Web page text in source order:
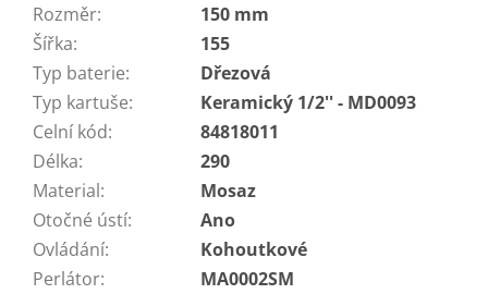
Rozměr:
150 mm
Šířka:
155
Typ baterie:
Dřezová
Typ kartuše:
Keramický 1/2'' - MD0093
Celní kód:
84818011
Délka:
290
Material:
Mosaz
Otočné ústí:
Ano
Ovládání:
Kohoutkové
Perlátor:
MA0002SM